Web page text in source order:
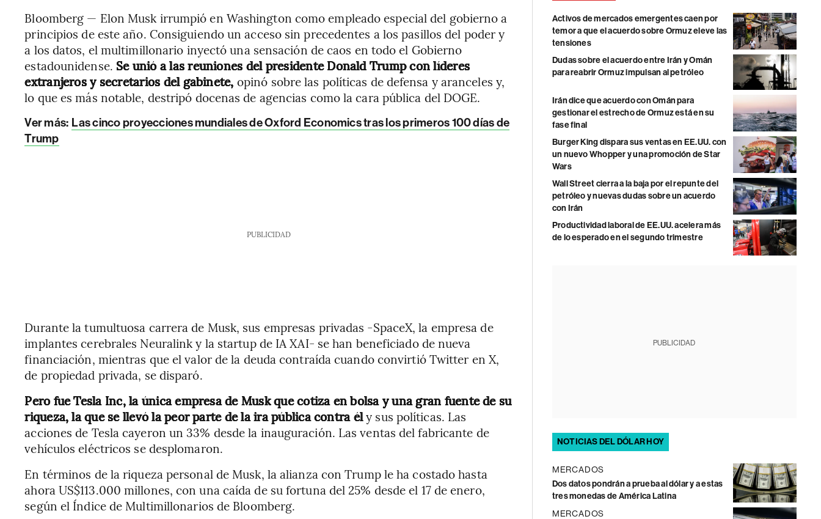
Bloomberg — Elon Musk irrumpió en Washington como empleado especial del gobierno a
principios de este año. Consiguiendo un acceso sin precedentes a los pasillos del poder y
a los datos, el multimillonario inyectó una sensación de caos en todo el Gobierno
estadounidense. Se unió a las reuniones del presidente Donald Trump con líderes
extranjeros y secretarios del gabinete, opinó sobre las políticas de defensa y aranceles y,
lo que es más notable, destripó docenas de agencias como la cara pública del DOGE.
Ver más: Las cinco proyecciones mundiales de Oxford Economics tras los primeros 100 días de
Trump
PUBLICIDAD
Durante la tumultuosa carrera de Musk, sus empresas privadas -SpaceX, la empresa de
implantes cerebrales Neuralink y la startup de IA XAI- se han beneficiado de nueva
financiación, mientras que el valor de la deuda contraída cuando convirtió Twitter en X,
de propiedad privada, se disparó.
Pero fue Tesla Inc, la única empresa de Musk que cotiza en bolsa y una gran fuente de su
riqueza, la que se llevó la peor parte de la ira pública contra ély sus políticas. Las
acciones de Tesla cayeron un 33% desde la inauguración. Las ventas del fabricante de
vehículos eléctricos se desplomaron.
En términos de la riqueza personal de Musk, la alianza con Trump le ha costado hasta
ahora US$113.000 millones, con una caída de su fortuna del 25% desde el 17 de enero,
según el Índice de Multimillonarios de Bloomberg.
Activos de mercados emergentes caen por
temor a que el acuerdo sobre Ormuz eleve las
tensiones
Dudas sobre el acuerdo entre Irán y Omán
para reabrir Ormuz impulsan al petróleo
Irán dice que acuerdo con Omán para
gestionar el estrecho de Ormuz está en su
fase final
Burger King dispara sus ventas en EE.UU. con
un nuevo Whopper y una promoción de Star
Wars
Wall Street cierra a la baja por el repunte del
petróleo y nuevas dudas sobre un acuerdo
con Irán
Productividad laboral de EE.UU. acelera más
de lo esperado en el segundo trimestre
PUBLICIDAD
NOTICIAS DEL DÓLAR HOY
MERCADOS
Dos datos pondrán a prueba al dólar y a estas
tres monedas de América Latina
MERCADOS